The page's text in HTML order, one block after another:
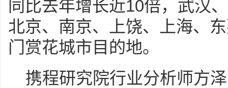
同比去年增长近10倍，武汉
北京、南京、上饶、上海、
门赏花城市目的地。
携程研究院行业分析师方